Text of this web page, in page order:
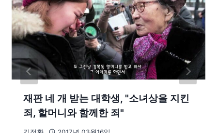
재판 네 개 받는 대학생, "소녀상을 지킨
죄, 할머니와 함께한 죄"